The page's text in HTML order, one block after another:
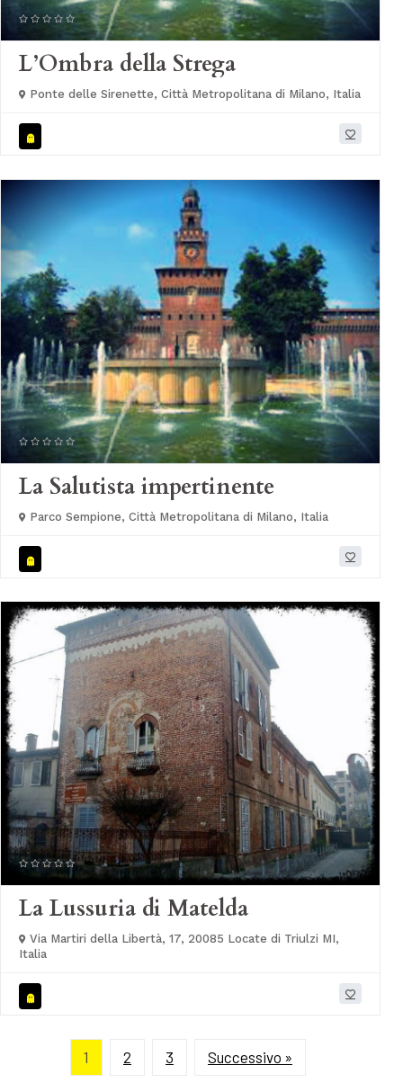
L’Ombra della Strega
Ponte delle Sirenette, Città Metropolitana di Milano, Italia
La Salutista impertinente
Parco Sempione, Città Metropolitana di Milano, Italia
La Lussuria di Matelda
Via Martiri della Libertà, 17, 20085 Locate di Triulzi MI,
Italia
1 2 3 Successivo »